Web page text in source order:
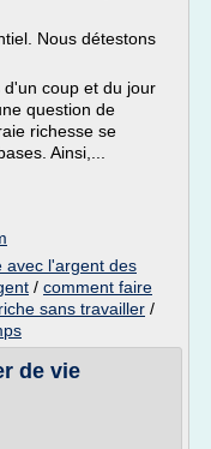
Nous détestons
coup et du jour
question de
richesse se
Ainsi,...
avec l'argent des
/ comment faire
sans travailler /
de vie